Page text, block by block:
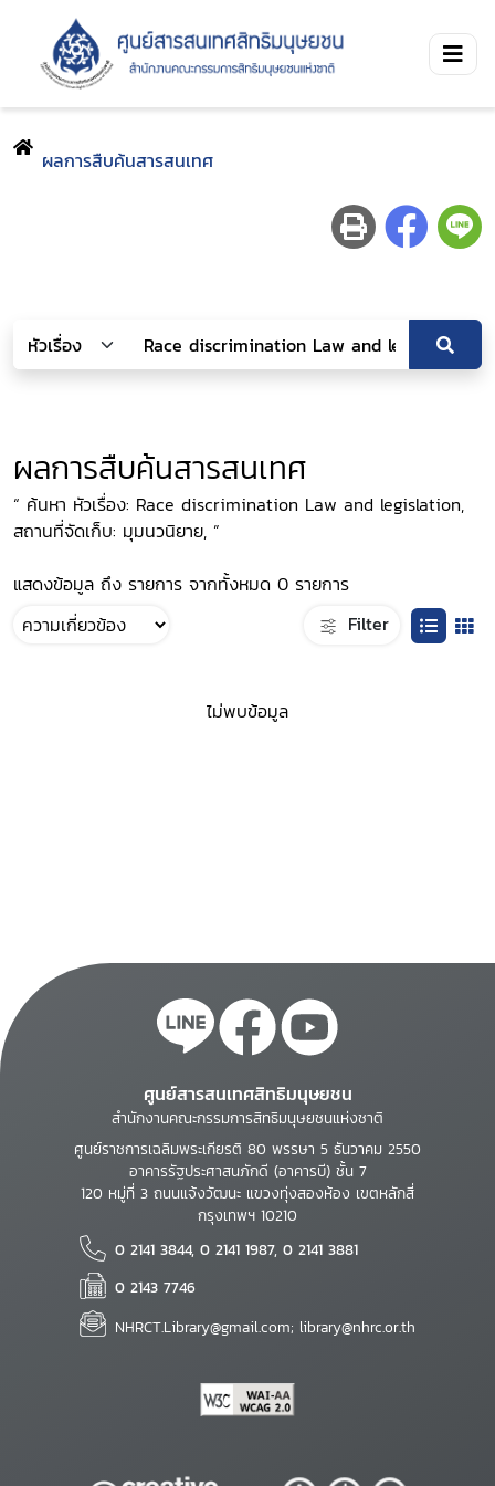
ผลการสืบค้นสารสนเทศ
ผลการสืบค้นสารสนเทศ
“ ค้นหา หัวเรื่อง: Race discrimination Law and legislation,
สถานที่จัดเก็บ: มุมนวนิยาย, ”
แสดงข้อมูล ถึง รายการ จากทั้งหมด 0 รายการ
Filter
ไม่พบข้อมูล
ศูนย์สารสนเทศสิทธิมนุษยชน
สำนักงานคณะกรรมการสิทธิมนุษยชนแห่งชาติ
ศูนย์ราชการเฉลิมพระเกียรติ 80 พรรษา 5 ธันวาคม 2550
อาคารรัฐประศาสนภักดี (อาคารบี) ชั้น 7
120 หมู่ที่ 3 ถนนแจ้งวัฒนะ แขวงทุ่งสองห้อง เขตหลักสี่
กรุงเทพฯ 10210
0 2141 3844, 0 2141 1987, 0 2141 3881
0 2143 7746
NHRCT.Library@gmail.com; library@nhrc.or.th